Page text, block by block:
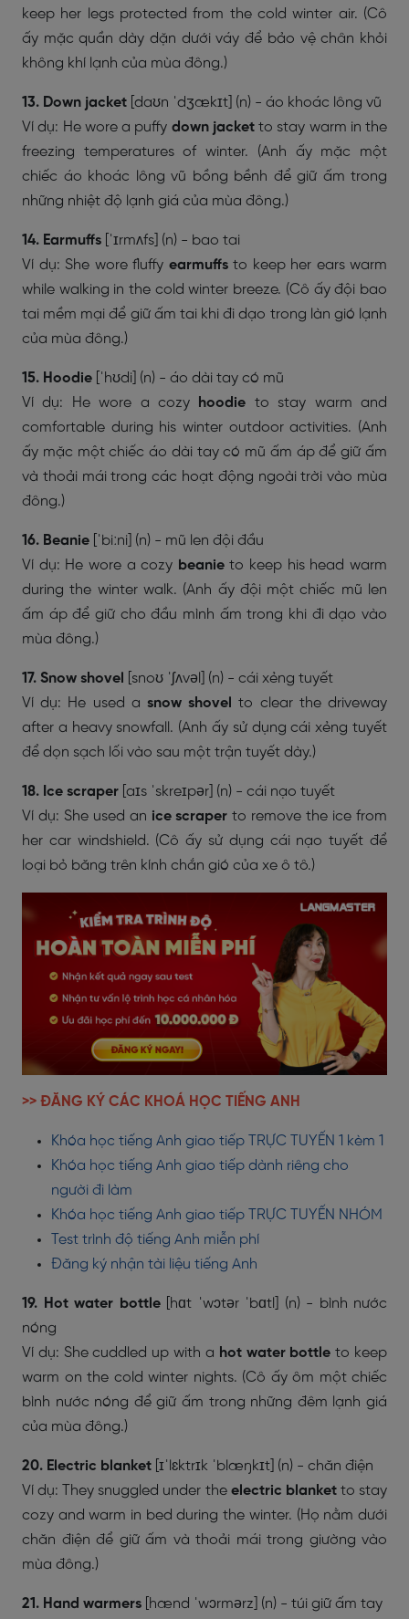
keep her legs protected from the cold winter air. (Cô
ấy mặc quần dày dặn dưới váy để bảo vệ chân khỏi
không khí lạnh của mùa đông.)
13. Down jacket [daʊn ˈdʒækɪt] (n) - áo khoác lông vũ
Ví dụ: He wore a puffy down jacketto stay warm in the
freezing temperatures of winter. (Anh ấy mặc một
chiếc áo khoác lông vũ bồng bềnh để giữ ấm trong
những nhiệt độ lạnh giá của mùa đông.)
14. Earmuffs [ˈɪrmʌfs] (n) - bao tai
Ví dụ: She wore fluffy earmuffsto keep her ears warm
while walking in the cold winter breeze. (Cô ấy đội bao
tai mềm mại để giữ ấm tai khi đi dạo trong làn gió lạnh
của mùa đông.)
15. Hoodie [ˈhʊdi] (n) - áo dài tay có mũ
Ví dụ: He wore a cozy
hoodie to stay warm and
comfortable during his winter outdoor activities. (Anh
ấy mặc một chiếc áo dài tay có mũ ấm áp để giữ ấm
và thoải mái trong các hoạt động ngoài trời vào mùa
đông.)
16. Beanie [ˈbiːni] (n) - mũ len đội đầu
Ví dụ: He wore a cozy beanieto keep his head warm
during the winter walk. (Anh ấy đội một chiếc mũ len
ấm áp để giữ cho đầu mình ấm trong khi đi dạo vào
mùa đông.)
17. Snow shovel
[snoʊ ˈʃʌvəl] (n) - cái xẻng tuyết
Ví dụ: He used a snow shovel
to clear the driveway
after a heavy snowfall. (Anh ấy sử dụng cái xẻng tuyết
để dọn sạch lối vào sau một trận tuyết dày.)
18. Ice scraper [aɪs ˈskreɪpər] (n) - cái nạo tuyết
Ví dụ: She used an ice scraperto remove the ice from
her car windshield. (Cô ấy sử dụng cái nạo tuyết để
loại bỏ băng trên kính chắn gió của xe ô tô.)
>> ĐĂNG KÝ CÁC KHOÁ HỌC TIẾNG ANH
Khóa học tiếng Anh giao tiếp TRỰC TUYẾN 1 kèm 1
Khóa học tiếng Anh giao tiếp dành riêng cho
người đi làm
Khóa học tiếng Anh giao tiếp TRỰC TUYẾN NHÓM
Test trình độ tiếng Anh miễn phí
Đăng ký nhận tài liệu tiếng Anh
19. Hot water bottle[hɑt ˈwɔtər ˈbɑtl] (n) - bình nước
nóng
Ví dụ: She cuddled up with a hot water bottle to keep
warm on the cold winter nights. (Cô ấy ôm một chiếc
bình nước nóng để giữ ấm trong những đêm lạnh giá
của mùa đông.)
20. Electric blanket [ɪˈlɛktrɪk ˈblæŋkɪt] (n) - chăn điện
Ví dụ: They snuggled under the electric blanketto stay
cozy and warm in bed during the winter. (Họ nằm dưới
chăn điện để giữ ấm và thoải mái trong giường vào
mùa đông.)
21. Hand warmers [hænd ˈwɔrmərz] (n) - túi giữ ấm tay